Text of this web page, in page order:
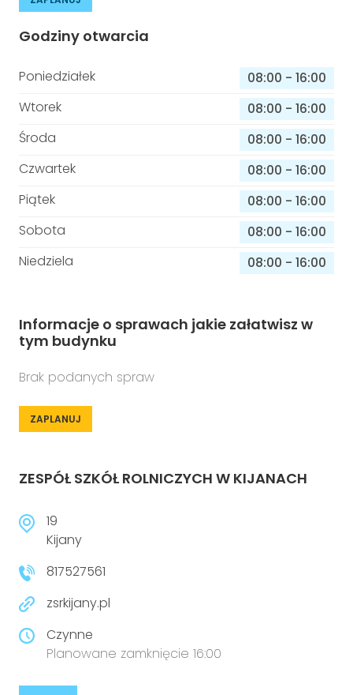
Godziny otwarcia
Poniedziałek 08:00 - 16:00
Wtorek
08:00 - 16:00
Środa
08:00 - 16:00
Czwartek
08:00 - 16:00
Piątek
08:00 - 16:00
Sobota
08:00 - 16:00
Niedziela
08:00 - 16:00
Informacje o sprawach jakie załatwisz w
tym budynku
Brak podanych spraw
ZAPLANUJ
ZESPÓŁ SZKÓŁ ROLNICZYCH W KIJANACH
19
Kijany
817527561
zsrkijany.pl
Czynne
Planowane zamknięcie 16:00